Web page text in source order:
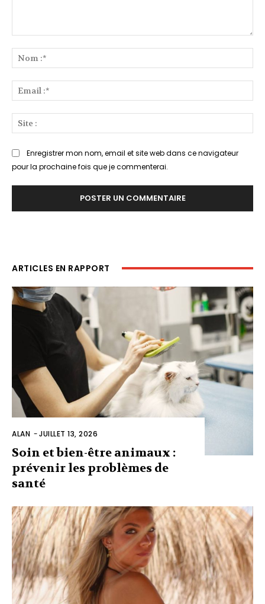
:*
:*
:
Enregistrer mon nom, email et site web dans ce navigateur
pour la prochaine fois que je commenterai.
ARTICLES EN RAPPORT
ALAN -JUILLET 13, 2026
Soin et bien-être animaux :
prévenir les problèmes de
santé